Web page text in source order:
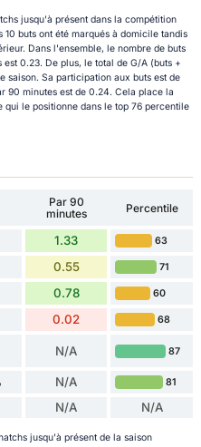
jusqu'à présent dans la compétition
buts ont été marqués à domicile tandis
Dans l'ensemble, le nombre de buts
0.23. De plus, le total de G/A (buts +
saison. Sa participation aux buts est de
90 minutes est de 0.24. Cela place la
qui le positionne dans le top 76 percentile
Par 90
minutes
Percentile
1.33 63
0.55 71
0.78 60
0.02 68
N/A 87
N/A 81
N/A N/A
jusqu'à présent de la saison